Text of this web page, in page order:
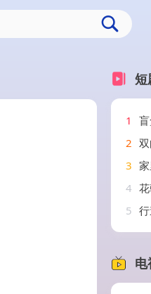
短
1
2
3
4
5
电